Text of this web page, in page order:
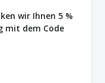
wir Ihnen 5 %
mit dem Code